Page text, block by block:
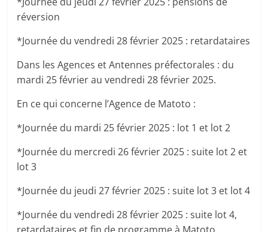
réversion
*Journée du vendredi 28 février 2025 : retardataires
Dans les Agences et Antennes préfectorales : du
mardi 25 février au vendredi 28 février 2025.
En ce qui concerne l’Agence de Matoto :
*Journée du mardi 25 février 2025 : lot 1 et lot 2
*Journée du mercredi 26 février 2025 : suite lot 2 et
lot 3
*Journée du jeudi 27 février 2025 : suite lot 3 et lot 4
*Journée du vendredi 28 février 2025 : suite lot 4,